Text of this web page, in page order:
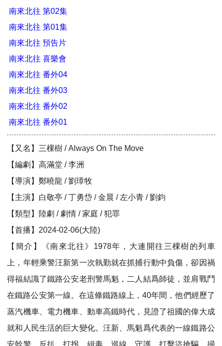
南來北往 第02集
南來北往 第01集
南來北往 預告片
南來北往 喜樂會
南來北往 番外04
南來北往 番外03
南來北往 番外02
南來北往 番外01
【又名】三棵樹 / Always On The Move
【編劇】高滿堂 / 李洲
【導演】鄭曉龍 / 劉璋牧
【主演】白敬亭 / 丁勇岱 / 金晨 / 左小青 / 劉鈞
【類型】陸劇 / 劇情 / 家庭 / 犯罪
【首播】2024-02-06(大陸)
【簡介】《南來北往》1978年，大連開往三棵樹的列車
上，年輕乘警汪新第一次執勤就在抓捕行動中負傷，卻因禍
得福結識了鐵路公安老刑警馬魁，二人結爲師徒，並肩戰鬥
在鐵路公安第一線。在這條鐵路線上，40年間，他們經歷了
蒸汽機車、電力機車、動車高鐵時代，見證了祖國的偉大成
就和人民生活的巨大變化。汪新、馬魁爲代表的一線鐵路公
安幹警，反扒、打拐、緝毒、巡線、守護、打擊盜搶騙、掃